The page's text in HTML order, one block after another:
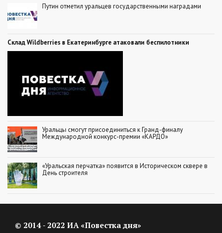
Путин отметил уральцев государственными наградами
Склад Wildberries в Екатеринбурге атаковали беспилотники
Уральцы смогут присоединиться к Гранд-финалу
Международной конкурс-премии «КАРДО»
«Уральская перчатка» появится в Историческом сквере в
День строителя
© 2014 - 2022 ИА «Повестка дня»